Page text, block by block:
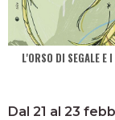
L'ORSO DI SEGALE E
Dal 21 al 23